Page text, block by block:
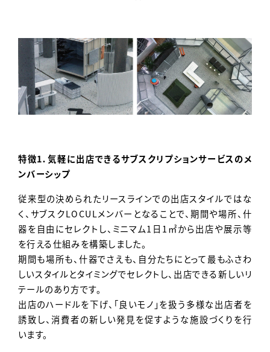
特徴1．気軽に出店できるサブスクリプションサービスのメ
ンバーシップ
従来型の決められたリースラインでの出店スタイルではな
く、サブスクLOCULメンバーとなることで、期間や場所、什
器を自由にセレクトし、ミニマム1日1㎡から出店や展示等
を行える仕組みを構築しました。
期間も場所も、什器でさえも、自分たちにとって最もふさわ
しいスタイルとタイミングでセレクトし、出店できる新しいリ
テールのあり方です。
出店のハードルを下げ、「良いモノ」を扱う多様な出店者を
誘致し、消費者の新しい発見を促すような施設づくりを行
います。